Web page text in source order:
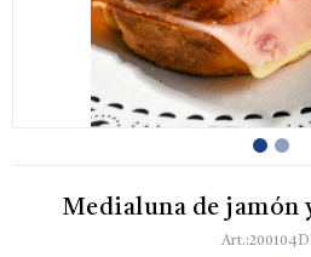
Medialuna de jamón